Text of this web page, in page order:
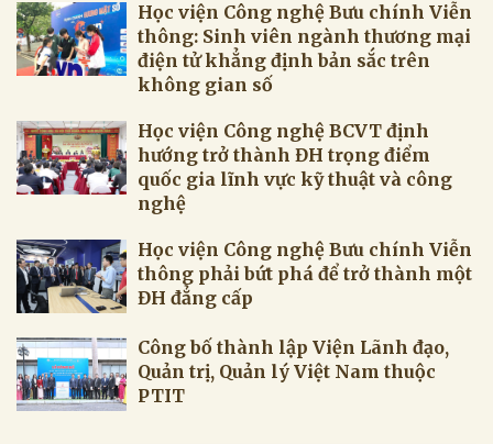
Học viện Công nghệ Bưu chính Viễn
thông: Sinh viên ngành thương mại
điện tử khẳng định bản sắc trên
không gian số
Học viện Công nghệ BCVT định
hướng trở thành ĐH trọng điểm
quốc gia lĩnh vực kỹ thuật và công
nghệ
Học viện Công nghệ Bưu chính Viễn
thông phải bứt phá để trở thành một
ĐH đẳng cấp
Công bố thành lập Viện Lãnh đạo,
Quản trị, Quản lý Việt Nam thuộc
PTIT